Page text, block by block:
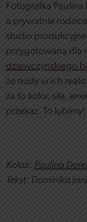
Fotografka Paulina
a prywatnie
studio produkcyjne
przygotowaną dla
dziewczyńskiego
że nudy w ich
za to kolor, siła,
przekaz. To lubimy!
Kolaż: Paulina
Tekst: Dominika